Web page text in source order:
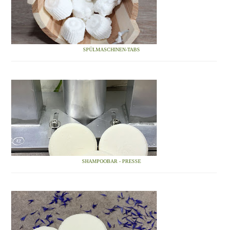
SPÜLMASCHINEN-TABS
SHAMPOOBAR - PRESSE